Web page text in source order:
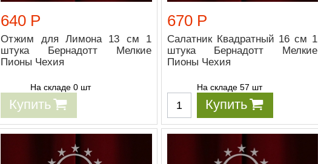
640 Р
Отжим для Лимона 13 см 1
штука Бернадотт Мелкие
Пионы Чехия
На складе 0 шт
Купить
670 Р
Салатник Квадратный 16 см 1
штука Бернадотт Мелкие
Пионы Чехия
На складе 57 шт
Купить